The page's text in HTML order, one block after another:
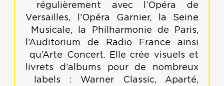
régulièrement avec l’Opéra de
Versailles, l’Opéra Garnier, la Seine
Musicale, la Philharmonie de Paris,
l’Auditorium de Radio France ainsi
qu’Arte Concert. Elle crée visuels et
livrets d’albums pour de nombreux
labels : Warner Classic, Aparté,